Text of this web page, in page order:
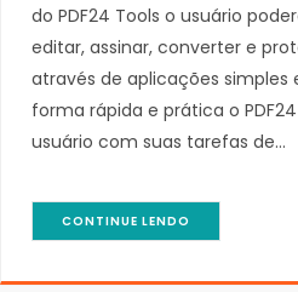
do PDF24 Tools o usuário
editar, assinar, converter e
através de aplicações simples
forma rápida e prática o
usuário com suas tarefas de…
CONTINUE LENDO